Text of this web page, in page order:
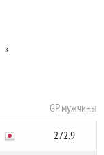
GP мужчины
272.9